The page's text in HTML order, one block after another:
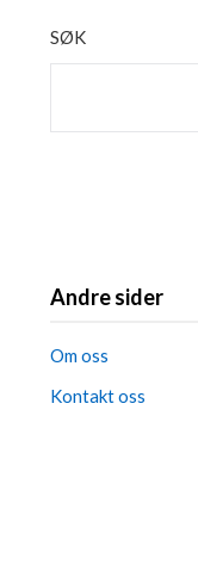
SØK
Andre sider
Om oss
Kontakt oss